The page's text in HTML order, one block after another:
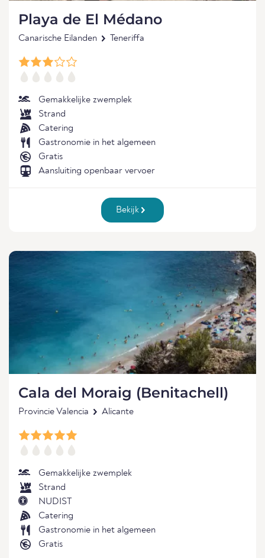
Playa de El Médano
Canarische Eilanden Teneriffa
Gemakkelijke zwemplek
Strand
Catering
Gastronomie in het algemeen
Gratis
Aansluiting openbaar vervoer
Bekijk
Cala del Moraig (Benitachell)
Provincie Valencia Alicante
Gemakkelijke zwemplek
Strand
NUDIST
Catering
Gastronomie in het algemeen
Gratis